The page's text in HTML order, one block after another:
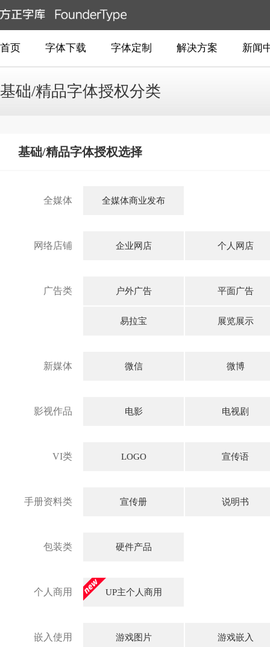
首页 字体下载 字体定制 解决方案 新闻
基础/精品字体授权分类
基础/精品字体授权选择
全媒体 全媒体商业发布
网络店铺 企业网店 个人网店
广告类 户外广告 平面广告
易拉宝 展览展示
新媒体 微信 微博
影视作品 电影 电视剧
VI类 LOGO 宣传语
手册资料类 宣传册 说明书
包装类 硬件产品
个人商用 UP主个人商用
嵌入使用 游戏图片 游戏嵌入